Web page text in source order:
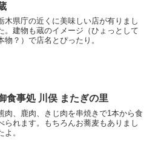
木県庁の近くに美味しい店が有りまし
。建物も蔵のイメージ（ひょっとして
物？）で店名とぴったり。
食事処 川俣 またぎの里
肉、鹿肉、きじ肉を串焼きで1本から食
られます。もちろんお蕎麦もありまし
よ。